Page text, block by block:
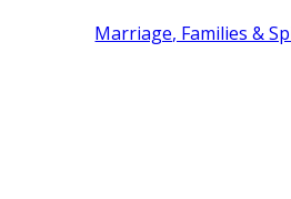
Marriage, Families &